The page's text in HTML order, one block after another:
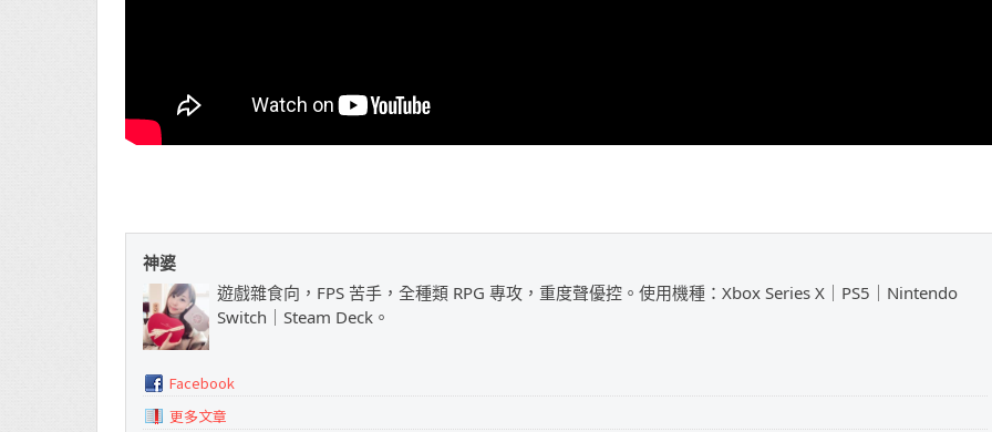
神婆
遊戲雜食向，FPS 苦手，全種類 RPG 專攻，重度聲優控。使用機種：Xbox Series X｜PS5｜Nintendo
Switch｜Steam Deck。
Facebook
更多文章